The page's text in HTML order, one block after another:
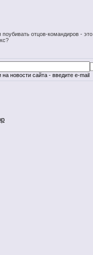
поубивать отцов-командиров - это
новости сайта - введите e-mail